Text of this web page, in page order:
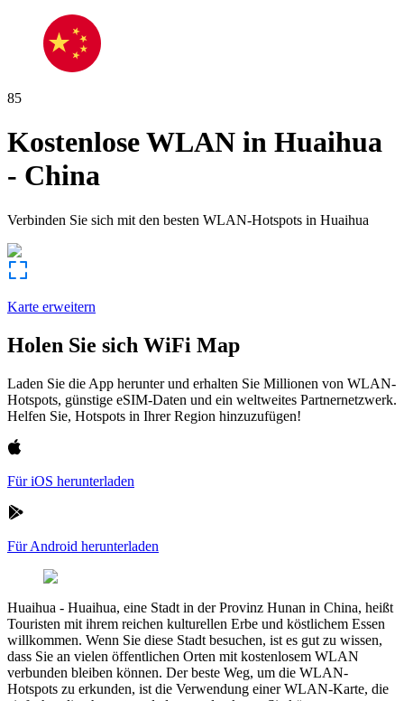
85
Kostenlose WLAN in Huaihua
- China
Verbinden Sie sich mit den besten WLAN-Hotspots in Huaihua
Karte erweitern
Holen Sie sich WiFi Map
Laden Sie die App herunter und erhalten Sie Millionen von WLAN-
Hotspots, günstige eSIM-Daten und ein weltweites Partnernetzwerk.
Helfen Sie, Hotspots in Ihrer Region hinzuzufügen!
Für iOS herunterladen
Für Android herunterladen
Huaihua - Huaihua, eine Stadt in der Provinz Hunan in China, heißt
Touristen mit ihrem reichen kulturellen Erbe und köstlichem Essen
willkommen. Wenn Sie diese Stadt besuchen, ist es gut zu wissen,
dass Sie an vielen öffentlichen Orten mit kostenlosem WLAN
verbunden bleiben können. Der beste Weg, um die WLAN-
Hotspots zu erkunden, ist die Verwendung einer WLAN-Karte, die